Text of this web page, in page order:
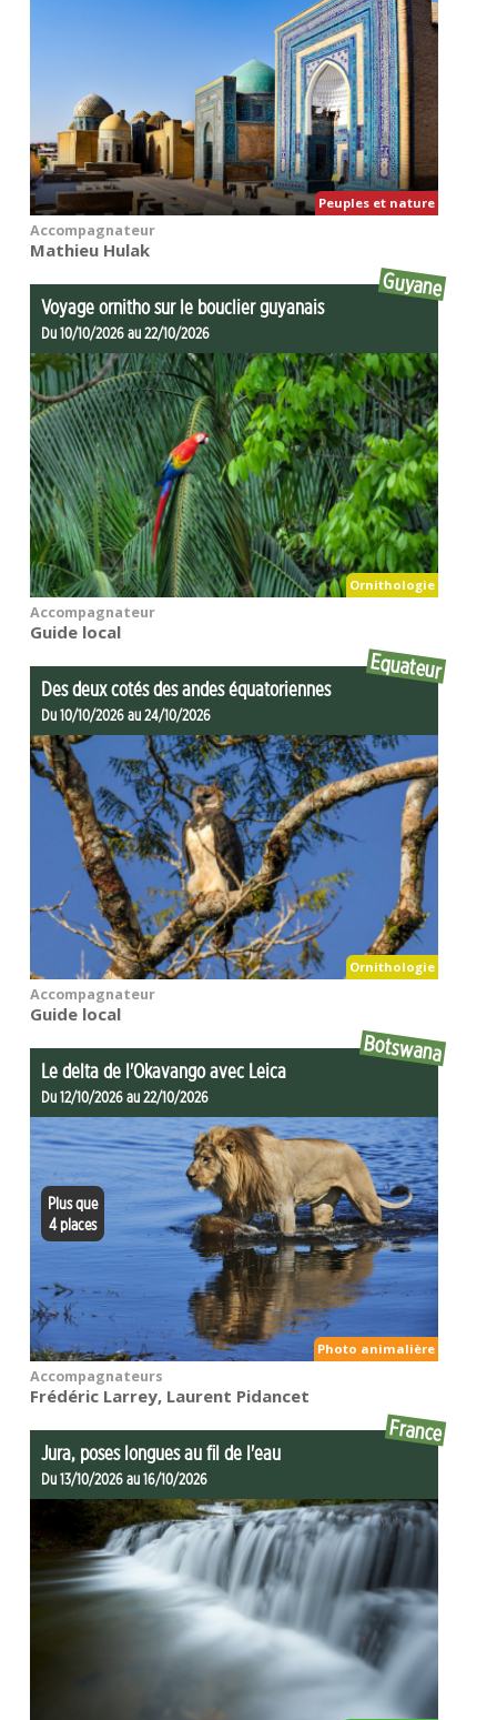
Peuples et nature
Accompagnateur
Mathieu Hulak
Voyage ornitho sur le bouclier guyanais
Guyane
Du 10/10/2026 au 22/10/2026
Ornithologie
Accompagnateur
Guide local
Des deux cotés des andes équatoriennes
Equateur
Du 10/10/2026 au 24/10/2026
Ornithologie
Accompagnateur
Guide local
Le delta de l'Okavango avec Leica
Botswana
Du 12/10/2026 au 22/10/2026
Photo animalière
Plus que
4 places
Accompagnateurs
Frédéric Larrey, Laurent Pidancet
Jura, poses longues au fil de l'eau
France
Du 13/10/2026 au 16/10/2026